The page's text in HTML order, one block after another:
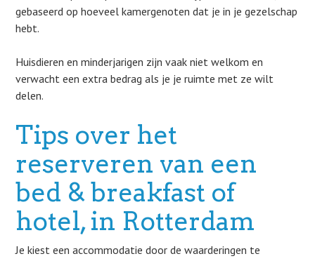
gebaseerd op hoeveel kamergenoten dat je in je gezelschap
hebt.
Huisdieren en minderjarigen zijn vaak niet welkom en
verwacht een extra bedrag als je je ruimte met ze wilt
delen.
Tips over het
reserveren van een
bed & breakfast of
hotel, in Rotterdam
Je kiest een accommodatie door de waarderingen te